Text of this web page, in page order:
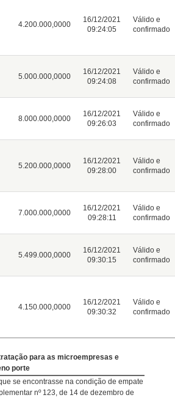
4.200.000,0000
16/12/2021
09:24:05
Válido e
confirmado
5.000.000,0000
16/12/2021
09:24:08
Válido e
confirmado
8.000.000,0000
16/12/2021
09:26:03
Válido e
confirmado
5.200.000,0000
16/12/2021
09:28:00
Válido e
confirmado
7.000.000,0000
16/12/2021
09:28:11
Válido e
confirmado
5.499.000,0000
16/12/2021
09:30:15
Válido e
confirmado
4.150.000,0000
16/12/2021
09:30:32
Válido e
confirmado
para as microempresas e
porte
se encontrasse na condição de empate
nº 123, de 14 de dezembro de